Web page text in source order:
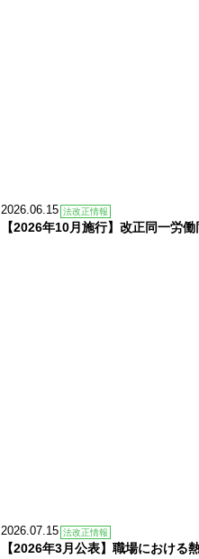
2026.06.15 法改正情報
【2026年10月施行】改正同一労
2026.07.15 法改正情報
【2026年3月公表】職場における